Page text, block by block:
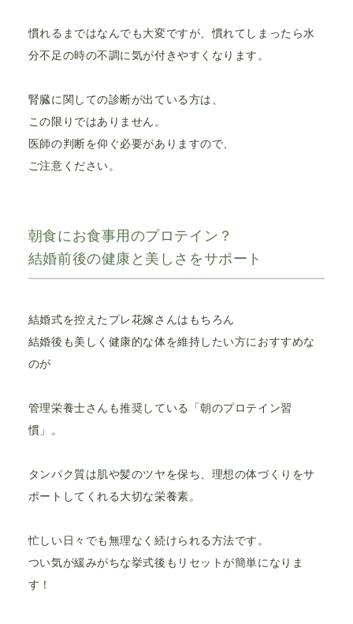
慣れるまではなんでも大変ですが、慣れてしまったら水
分不足の時の不調に気が付きやすくなります。
腎臓に関しての診断が出ている方は、
この限りではありません。
医師の判断を仰ぐ必要がありますので、
ご注意ください。
朝食にお食事用のプロテイン？
結婚前後の健康と美しさをサポート
結婚式を控えたプレ花嫁さんはもちろん
結婚後も美しく健康的な体を維持したい方におすすめな
のが
管理栄養士さんも推奨している「朝のプロテイン習
慣」。
タンパク質は肌や髪のツヤを保ち、理想の体づくりをサ
ポートしてくれる大切な栄養素。
忙しい日々でも無理なく続けられる方法です。
つい気が緩みがちな挙式後もリセットが簡単になりま
す！